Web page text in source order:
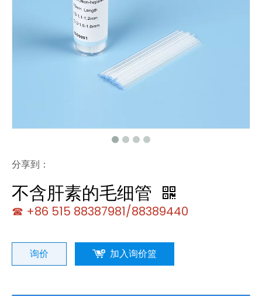
分享到：
不含肝素的毛细管
☎ +86 515 88387981/88389440
询价 加入询价篮